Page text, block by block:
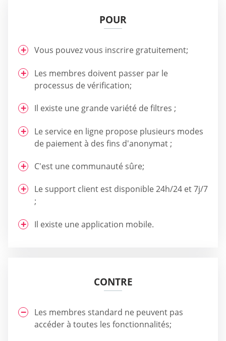
POUR
Vous pouvez vous inscrire gratuitement;
Les membres doivent passer par le
processus de vérification;
Il existe une grande variété de filtres ;
Le service en ligne propose plusieurs modes
de paiement à des fins d'anonymat ;
C'est une communauté sûre;
Le support client est disponible 24h/24 et 7j/7
;
Il existe une application mobile.
CONTRE
Les membres standard ne peuvent pas
accéder à toutes les fonctionnalités;